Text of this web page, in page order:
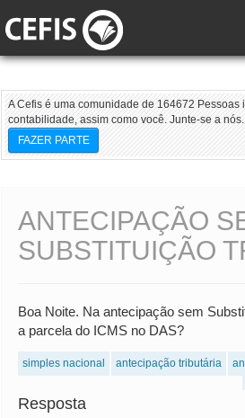
A Cefis é uma comunidade de 164672 Pessoas
contabilidade, assim como você. Junte-se a
FAZER PARTE
ANTECIPAÇÃO
SUBSTITUIÇÃO
Boa Noite. Na antecipação sem
a parcela do ICMS no DAS?
simples nacional antecipação tributária
Resposta